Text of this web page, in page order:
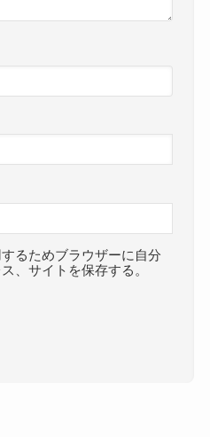
るためブラウザーに自分
、サイトを保存する。